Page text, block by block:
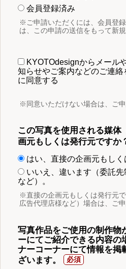
会員登録済み
※ご申請いただくには、会員登
は、この申請の送信をもって新
KYOTOdesignからメール
知らせやご案内などのご連絡
に同意する
※同意いただけない場合は、ご申
この写真を使用される媒体
画元もしくは発行元ですか
はい、直接の企画元もしく
いいえ、違います（委託
など）。
※直接の企画元もしくは発行元で
広告代理店様など）場合は、ご
写真作品をご使用の制作物
ーにてご紹介できる内容の
ナーコーナーにて情報を掲
ざいます。